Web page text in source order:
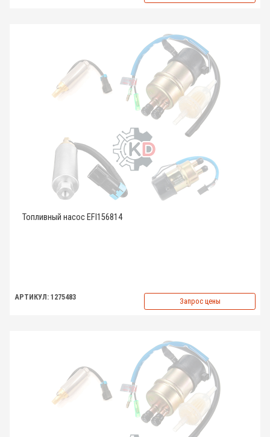
Топливный насос EFI156814
АРТИКУЛ: 1275483 Запрос цены